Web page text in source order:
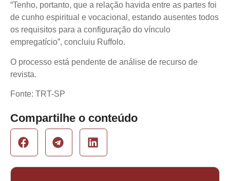
“Tenho, portanto, que a relação havida entre as partes foi
de cunho espiritual e vocacional, estando ausentes todos
os requisitos para a configuração do vínculo
empregatício”, concluiu Ruffolo.
O processo está pendente de análise de recurso de
revista.
Fonte: TRT-SP
Compartilhe o conteúdo